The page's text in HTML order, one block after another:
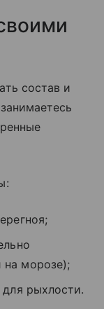
состав и
на морозе);
для рыхлости.